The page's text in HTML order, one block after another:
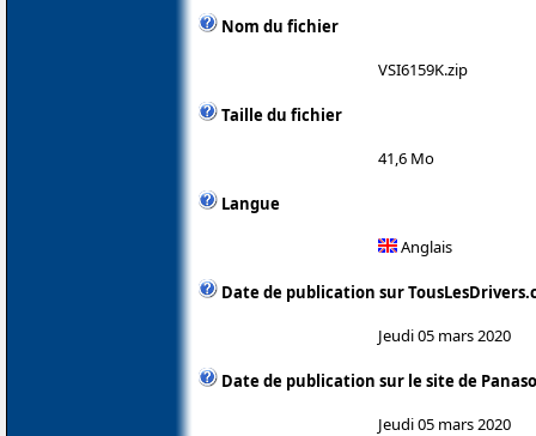
Nom du fichier
VSI6159K.zip
Taille du fichier
41,6 Mo
Langue
Anglais
Date de publication sur
Jeudi 05 mars 2020
Date de publication sur le site de
Jeudi 05 mars 2020